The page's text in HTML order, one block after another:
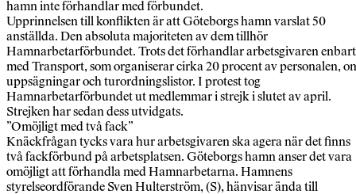
hamn inte förhandlar med förbundet.
Upprinnelsen till konflikten är att Göteborgs hamn varslat 50
anställda. Den absoluta majoriteten av dem tillhör
Hamnarbetarförbundet. Trots det förhandlar arbetsgivaren enbart
med Transport, som organiserar cirka 20 procent av personalen,
uppsägningar och turordningslistor. I protest tog
Hamnarbetarförbundet ut medlemmar i strejk i slutet av april.
Strejken har sedan dess utvidgats.
”Omöjligt med två fack”
Knäckfrågan tycks vara hur arbetsgivaren ska agera när det finns
två fackförbund på arbetsplatsen. Göteborgs hamn anser det vara
omöjligt att förhandla med Hamnarbetarna. Hamnens
styrelseordförande Sven Hulterström, (S), hänvisar ända till